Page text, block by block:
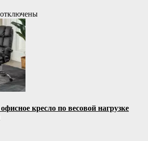
к
записи
отключены
кресло по весовой нагрузке